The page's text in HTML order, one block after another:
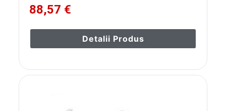
88,57 €
Detalii Produs